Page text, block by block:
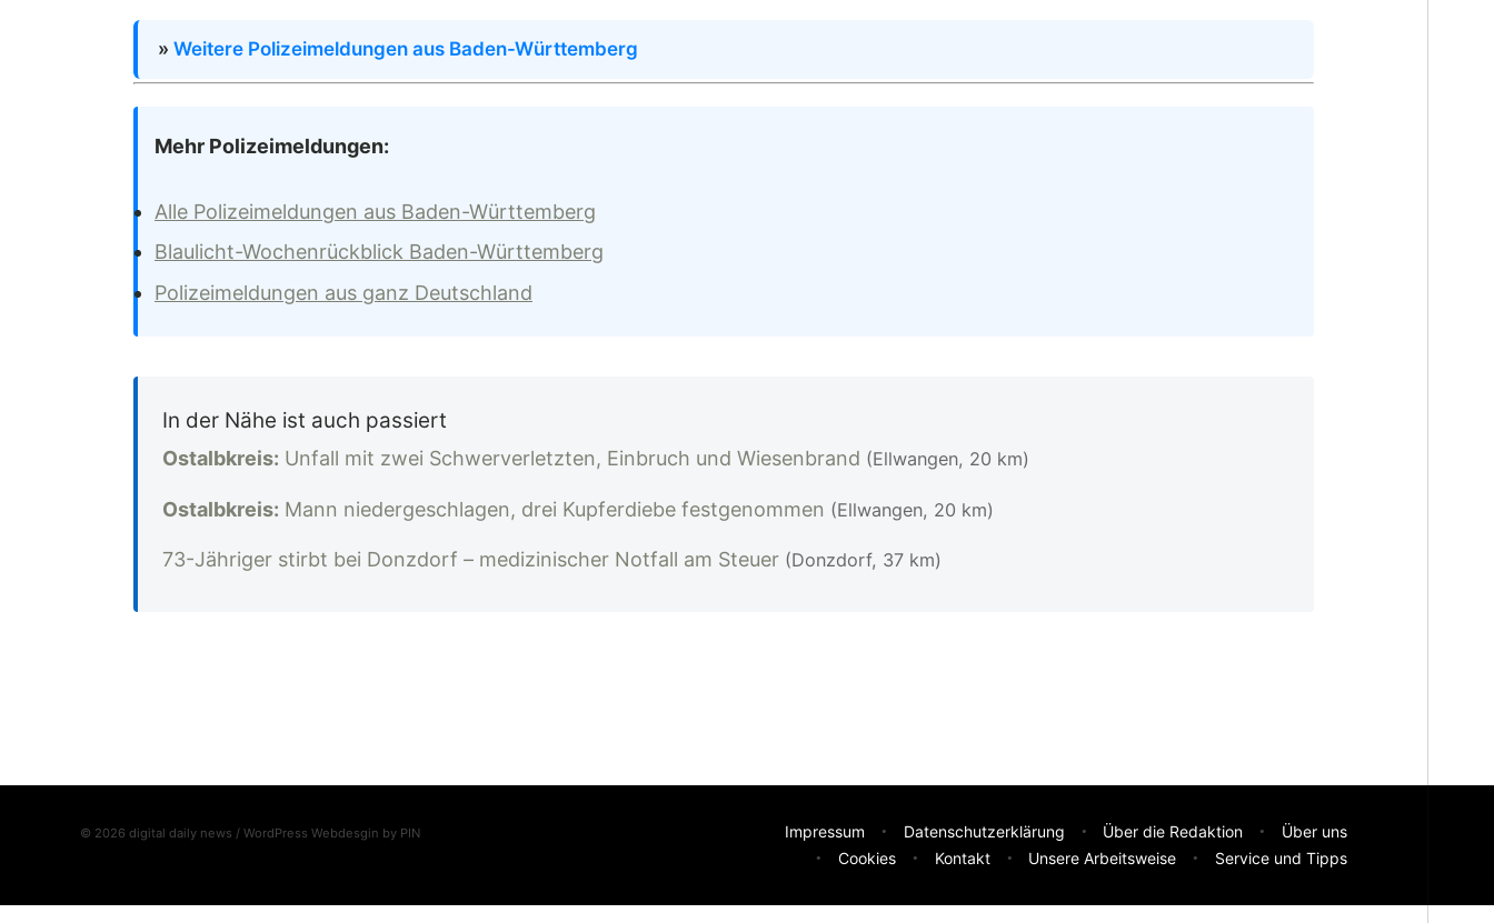
» Weitere Polizeimeldungen aus Baden-Württemberg
Mehr Polizeimeldungen:
Alle Polizeimeldungen aus Baden-Württemberg
Blaulicht-Wochenrückblick Baden-Württemberg
Polizeimeldungen aus ganz Deutschland
In der Nähe ist auch passiert
Ostalbkreis: Unfall mit zwei Schwerverletzten, Einbruch und Wiesenbrand (Ellwangen, 20 km)
Ostalbkreis: Mann niedergeschlagen, drei Kupferdiebe festgenommen (Ellwangen, 20 km)
73-Jähriger stirbt bei Donzdorf – medizinischer Notfall am Steuer (Donzdorf, 37 km)
© 2026 digital daily news / WordPress Webdesgin by PIN Impressum Datenschutzerklärung Über die Redaktion
Über uns
Cookies
Kontakt Unsere Arbeitsweise Service und Tipps